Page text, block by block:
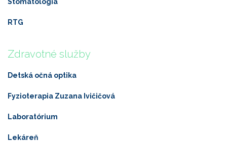
RTG
Zdravotné služby
Detská očná optika
Fyzioterapia Zuzana Ivičičová
Laboratórium
Lekáreň